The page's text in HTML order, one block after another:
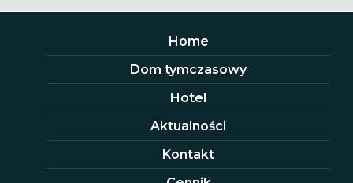
Home
Dom tymczasowy
Hotel
Aktualności
Kontakt